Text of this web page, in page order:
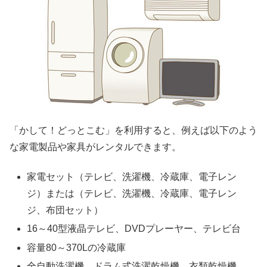
「かして！どっとこむ」を利用すると、例えば以下のよう
な家電製品や家具がレンタルできます。
家電セット（テレビ、洗濯機、冷蔵庫、電子レン
ジ）または（テレビ、洗濯機、冷蔵庫、電子レン
ジ、布団セット）
16～40型液晶テレビ、DVDプレーヤー、テレビ台
容量80～370Lの冷蔵庫